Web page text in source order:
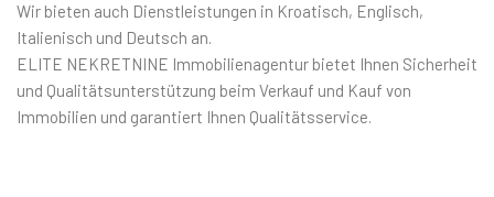
Wir bieten auch Dienstleistungen in Kroatisch, Englisch,
Italienisch und Deutsch an.
ELITE NEKRETNINE Immobilienagentur bietet Ihnen Sicherheit
und Qualitätsunterstützung beim Verkauf und Kauf von
Immobilien und garantiert Ihnen Qualitätsservice.